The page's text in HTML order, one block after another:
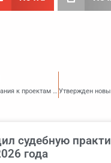
Изменились требования к проектам технопарков
судебную
года